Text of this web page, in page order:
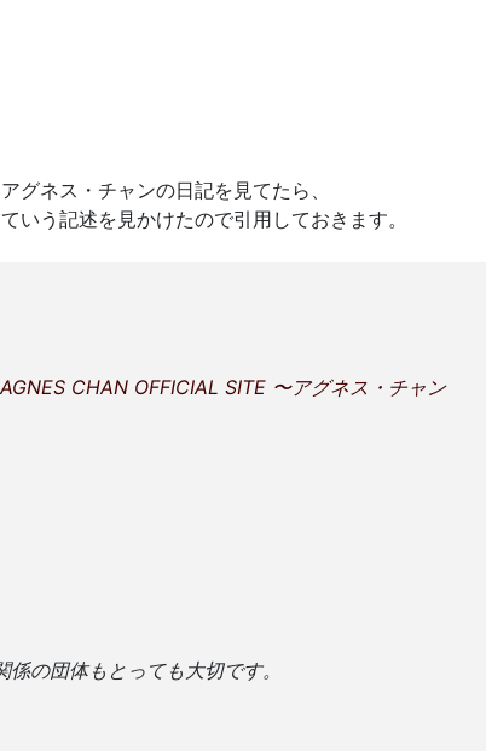
グネス・チャンの日記を見てたら、
いう記述を見かけたので引用しておきます。
CHAN OFFICIAL SITE 〜アグネス・チャン
の団体もとっても大切です。